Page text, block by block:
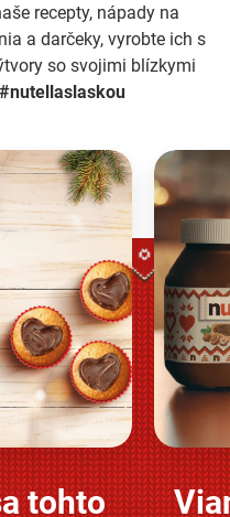
recepty, nápady na
a darčeky, vyrobte ich s
so svojimi blízkymi
#nutellaslaskou
tohto